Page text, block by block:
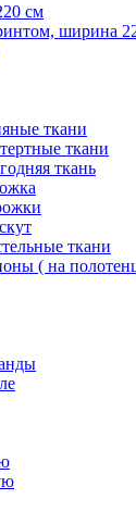
см
ширина
ткани
ткани
ткань
ткани
( на